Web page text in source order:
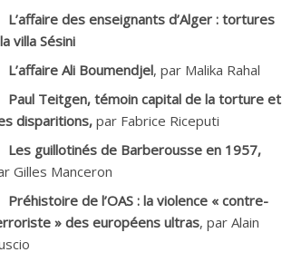
Tahar
Ramdane *
Baghdad*
Boualem*
L’affaire des enseignants d’Alger : tortures
villa Sésini
L’affaire Ali Boumendjel, par Malika Rahal
Paul Teitgen, témoin capital de la torture et
disparitions, par Fabrice Riceputi
Les guillotinés de Barberousse en 1957,
Gilles Manceron
Préhistoire de l’OAS : la violence « contre-
» des européens ultras, par Alain